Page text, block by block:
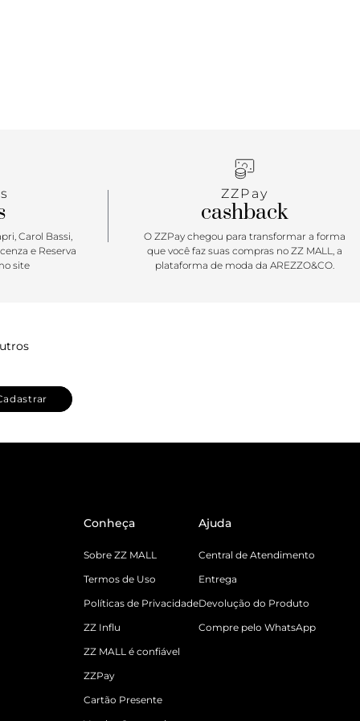
Carol Bassi,
e Reserva
site
ZZPay
cashback
O ZZPay chegou para transformar a forma
que você faz suas compras no ZZ MALL, a
plataforma de moda da AREZZO&CO.
Conheça
Sobre ZZ MALL
Termos de Uso
Políticas de Privacidade
ZZ Influ
ZZ MALL é confiável
ZZPay
Cartão Presente
Ajuda
Central de Atendimento
Entrega
Devolução do Produto
Compre pelo WhatsApp